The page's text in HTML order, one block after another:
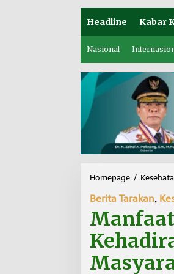
Headline Kabar
Nasional
Homepage /
Berita Tarakan,